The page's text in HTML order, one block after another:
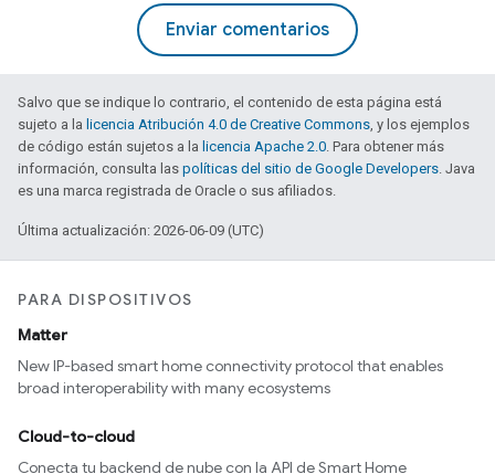
Enviar comentarios
Salvo que se indique lo contrario, el contenido de esta página está
sujeto a la licencia Atribución 4.0 de Creative Commons, y los ejemplos
de código están sujetos a la licencia Apache 2.0. Para obtener más
información, consulta las políticas del sitio de Google Developers. Java
es una marca registrada de Oracle o sus afiliados.
Última actualización: 2026-06-09 (UTC)
PARA DISPOSITIVOS
Matter
New IP-based smart home connectivity protocol that enables
broad interoperability with many ecosystems
Cloud-to-cloud
Conecta tu backend de nube con la API de Smart Home